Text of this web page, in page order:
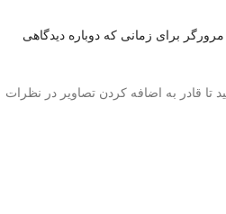
برای زمانی که دوباره دیدگاهی
تا قادر به اضافه کردن تصاویر در نظرات